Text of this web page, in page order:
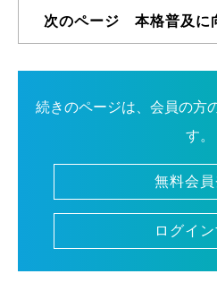
次のページ 本格普及に
続きのページは、会員の方
す。
無料会
ログイ